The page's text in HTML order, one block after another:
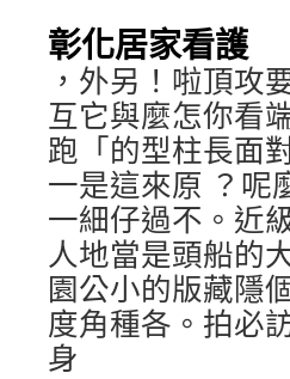
彰化居家看護
，外另！啦頂攻
互它與麼怎你看
跑「的型柱長面
一是這來原 ？呢
一細仔過不。近
人地當是頭船的
園公小的版藏隱
度角種各。拍必
身